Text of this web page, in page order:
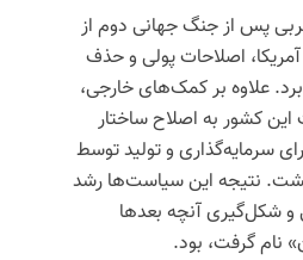
پس از جنگ جهانی دوم از
اصلاحات پولی و حذف
علاوه بر کمک‌های خارجی،
کشور به اصلاح ساختار
سرمایه‌گذاری و تولید توسط
نتیجه این سیاست‌ها رشد
و شکل‌گیری آنچه بعدها
نام گرفت، بود.